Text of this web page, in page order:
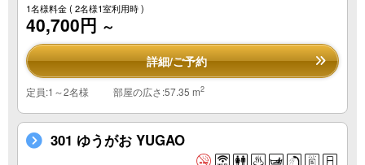
1名様料金( 2名様1室利用時 )
40,700円 ～
詳細/ご予約
定員:1～2名様 部屋の広さ:57.35 m2
301 ゆうがお YUGAO